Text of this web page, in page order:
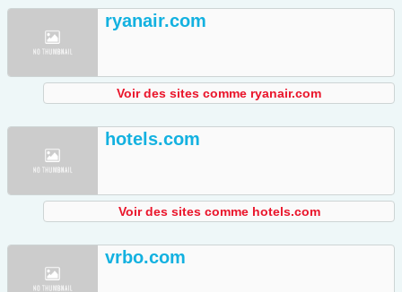
ryanair.com
Voir des sites comme ryanair.com
hotels.com
Voir des sites comme hotels.com
vrbo.com